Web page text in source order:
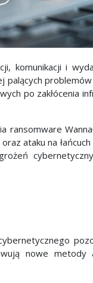
komunikacji i
problemów
po zakłócenia
ransomware
ataku na
nowe